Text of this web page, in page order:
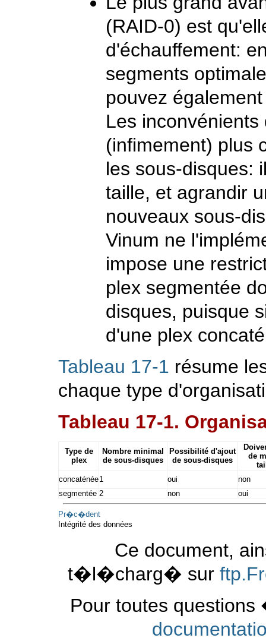
(RAID-0) est
d'échauffement:
segments
pouvez
Les
(infimement) plus
les sous-disques:
taille, et agrandir
nouveaux sous-
Vinum ne
impose une
plex segmentée
disques, puisque
d'une plex
Tableau 17-1 résume
chaque type
Tableau 17-1.
Type de
plex
Nombre minimal
de sous-disques
Possibilité d'ajout
de sous-disques
de
concaténée1 oui
non
segmentée 2 non oui
Pr�c�dent
Intégrité des données
Ce document,
t�l�charg� sur
Pour toutes